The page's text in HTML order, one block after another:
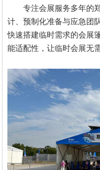
专注会展服务多年的郑
计、预制化准备与应急团
快速搭建临时需求的会展
能适配性，让临时会展无